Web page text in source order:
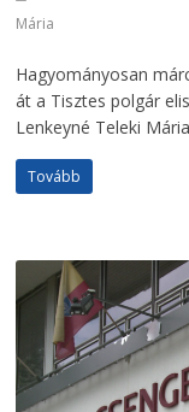
Mária
Hagyományosan
át a Tisztes polgár
Lenkeyné Teleki Mária
Tovább